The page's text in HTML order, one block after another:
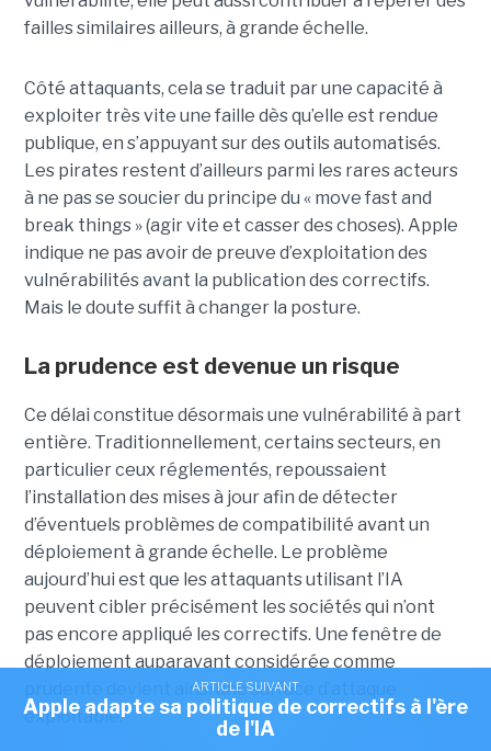
ARTICLE SUIVANT
Apple adapte sa politique de correctifs à l'ère
de l'IA
failles similaires ailleurs, à grande échelle.
Côté attaquants, cela se traduit par une capacité à
exploiter très vite une faille dès qu’elle est rendue
publique, en s’appuyant sur des outils automatisés.
Les pirates restent d’ailleurs parmi les rares acteurs
à ne pas se soucier du principe du « move fast and
break things » (agir vite et casser des choses). Apple
indique ne pas avoir de preuve d’exploitation des
vulnérabilités avant la publication des correctifs.
Mais le doute suffit à changer la posture.
La prudence est devenue un risque
Ce délai constitue désormais une vulnérabilité à part
entière. Traditionnellement, certains secteurs, en
particulier ceux réglementés, repoussaient
l’installation des mises à jour afin de détecter
d’éventuels problèmes de compatibilité avant un
déploiement à grande échelle. Le problème
aujourd’hui est que les attaquants utilisant l’IA
peuvent cibler précisément les sociétés qui n’ont
pas encore appliqué les correctifs. Une fenêtre de
déploiement auparavant considérée comme
prudente devient ainsi une surface d’attaque
exploitable.